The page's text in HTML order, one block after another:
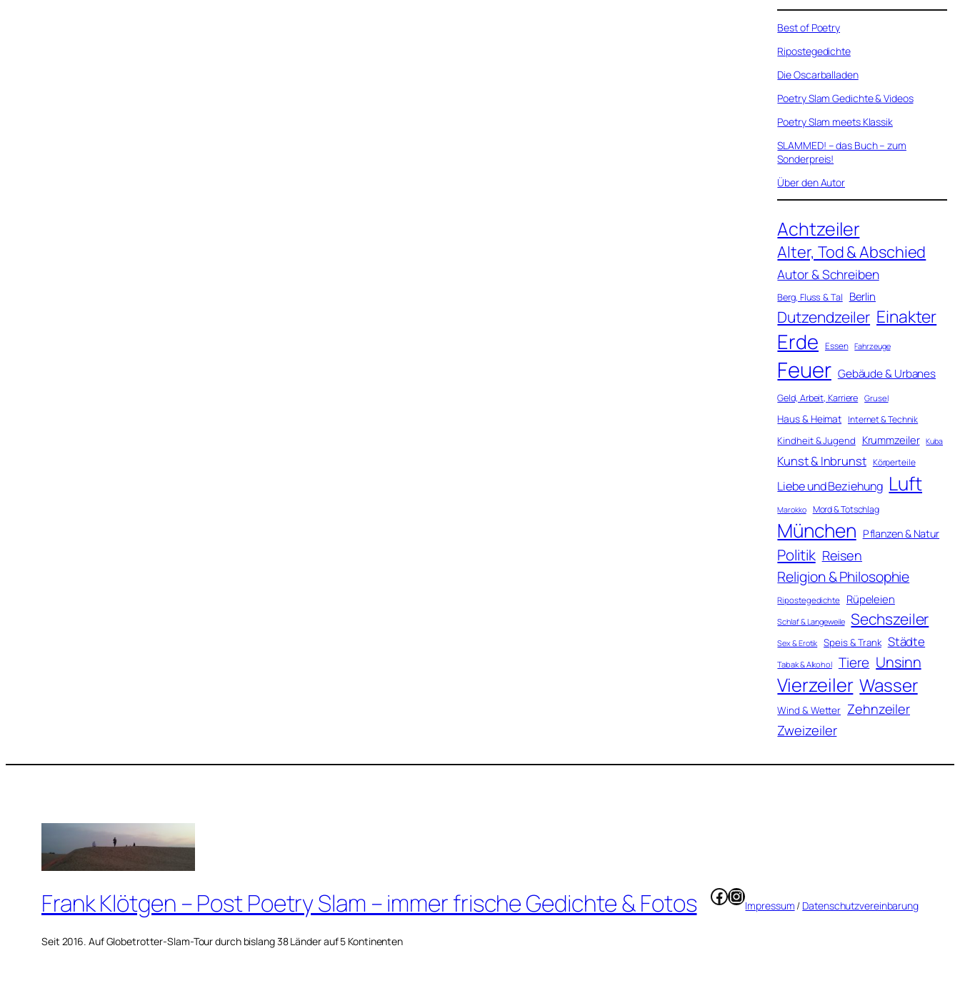
Best of Poetry
Ripostegedichte
Die Oscarballaden
Poetry Slam Gedichte & Videos
Poetry Slam meets Klassik
SLAMMED! – das Buch – zum
Sonderpreis!
Über den Autor
Achtzeiler
Alter, Tod & Abschied
Autor & Schreiben
Berg, Fluss & Tal Berlin
Dutzendzeiler Einakter
Erde Essen Fahrzeuge
Feuer Gebäude & Urbanes
Geld, Arbeit, Karriere Grusel
Haus & Heimat Internet & Technik
Kindheit & Jugend Krummzeiler Kuba
Kunst & Inbrunst Körperteile
Liebe und Beziehung Luft
Marokko Mord & Totschlag
München Pflanzen & Natur
Politik Reisen
Religion & Philosophie
Ripostegedichte Rüpeleien
Schlaf & Langeweile Sechszeiler
Sex & Erotik Speis & Trank Städte
Tabak & Alkohol Tiere Unsinn
Vierzeiler Wasser
Wind & Wetter Zehnzeiler
Zweizeiler
Frank Klötgen – Post Poetry Slam – immer frische Gedichte & Fotos
Seit 2016. Auf Globetrotter-Slam-Tour durch bislang 38 Länder auf 5 Kontinenten
Facebook
Instagram
Impressum / Datenschutzvereinbarung